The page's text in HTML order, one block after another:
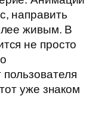
направить
живым. В
не просто
уже знаком